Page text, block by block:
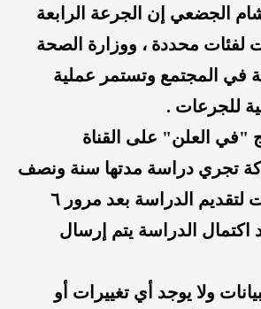
الجضعي إن الجرعة الرابعة
لفئات محددة ، ووزارة الصحة
في المجتمع وتستمر عملية
للجرعات .
"في العلن" على القناة
تجري دراسة مدتها سنة ونصف
أو سنتين واضطرت لتقديم الدراسة بعد مرور ٦
الدراسة يتم إرسال
ولا يوجد أي تغييرات أو